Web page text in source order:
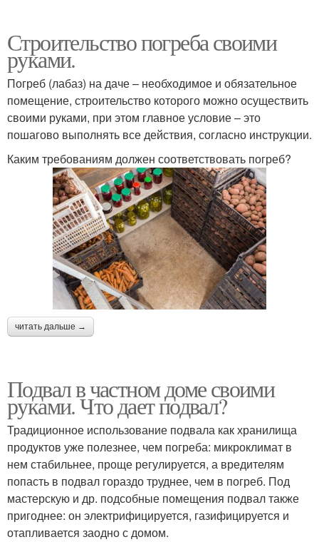
Строительство погреба своими
руками.
Погреб (лабаз) на даче – необходимое и обязательное
помещение, строительство которого можно осуществить
своими руками, при этом главное условие – это
пошагово выполнять все действия, согласно инструкции.
Каким требованиям должен соответствовать погреб?
читать дальше →
Подвал в частном доме своими
руками. Что дает подвал?
Традиционное использование подвала как хранилища
продуктов уже полезнее, чем погреба: микроклимат в
нем стабильнее, проще регулируется, а вредителям
попасть в подвал гораздо труднее, чем в погреб. Под
мастерскую и др. подсобные помещения подвал также
пригоднее: он электрифицируется, газифицируется и
отапливается заодно с домом.